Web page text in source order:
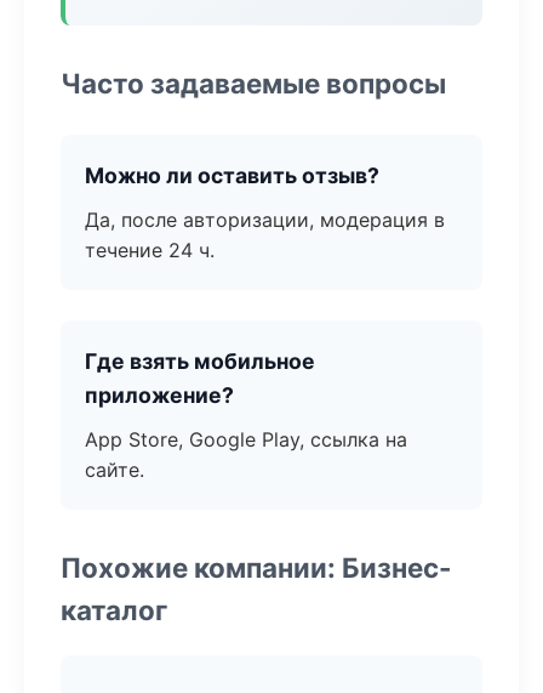
Часто задаваемые вопросы
Можно ли оставить отзыв?
Да, после авторизации, модерация в
течение 24 ч.
Где взять мобильное
приложение?
App Store, Google Play, ссылка на
сайте.
Похожие компании: Бизнес-
каталог